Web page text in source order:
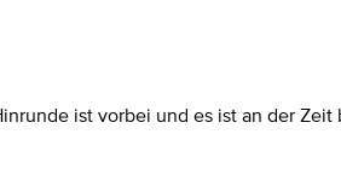
ist vorbei und es ist an der Zeit